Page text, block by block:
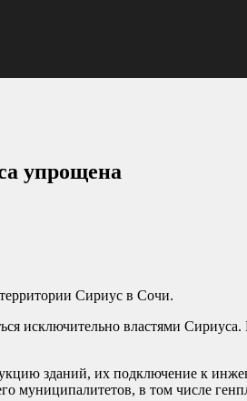
упрощена
Сириус в Сочи.
исключительно властями
зданий, их подключение к
муниципалитетов, в том числе